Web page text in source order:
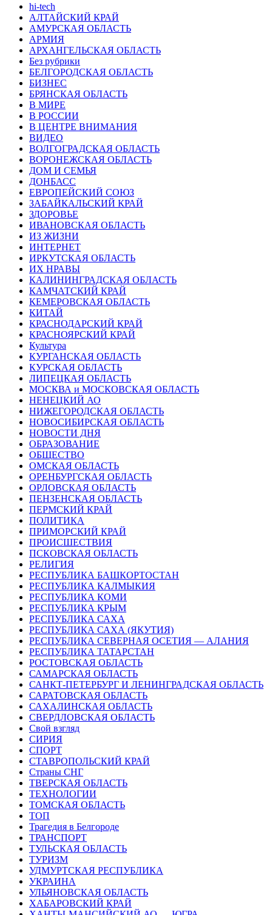
hi-tech
АЛТАЙСКИЙ КРАЙ
АМУРСКАЯ ОБЛАСТЬ
АРМИЯ
АРХАНГЕЛЬСКАЯ ОБЛАСТЬ
Без рубрики
БЕЛГОРОДСКАЯ ОБЛАСТЬ
БИЗНЕС
БРЯНСКАЯ ОБЛАСТЬ
В МИРЕ
В РОССИИ
В ЦЕНТРЕ ВНИМАНИЯ
ВИДЕО
ВОЛГОГРАДСКАЯ ОБЛАСТЬ
ВОРОНЕЖСКАЯ ОБЛАСТЬ
ДОМ И СЕМЬЯ
ДОНБАСС
ЕВРОПЕЙСКИЙ СОЮЗ
ЗАБАЙКАЛЬСКИЙ КРАЙ
ЗДОРОВЬЕ
ИВАНОВСКАЯ ОБЛАСТЬ
ИЗ ЖИЗНИ
ИНТЕРНЕТ
ИРКУТСКАЯ ОБЛАСТЬ
ИХ НРАВЫ
КАЛИНИНГРАДCКАЯ ОБЛАСТЬ
КАМЧАТСКИЙ КРАЙ
КЕМЕРОВСКАЯ ОБЛАСТЬ
КИТАЙ
КРАСНОДАРСКИЙ КРАЙ
КРАСНОЯРСКИЙ КРАЙ
Культура
КУРГАНСКАЯ ОБЛАСТЬ
КУРСКАЯ ОБЛАСТЬ
ЛИПЕЦКАЯ ОБЛАСТЬ
МОСКВА и МОСКОВСКАЯ ОБЛАСТЬ
НЕНЕЦКИЙ АО
НИЖЕГОРОДСКАЯ ОБЛАСТЬ
НОВОСИБИРСКАЯ ОБЛАСТЬ
НОВОСТИ ДНЯ
ОБРАЗОВАНИЕ
ОБЩЕСТВО
ОМСКАЯ ОБЛАСТЬ
ОРЕНБУРГСКАЯ ОБЛАСТЬ
ОРЛОВСКАЯ ОБЛАСТЬ
ПЕНЗЕНСКАЯ ОБЛАСТЬ
ПЕРМСКИЙ КРАЙ
ПОЛИТИКА
ПРИМОРСКИЙ КРАЙ
ПРОИСШЕСТВИЯ
ПСКОВСКАЯ ОБЛАСТЬ
РЕЛИГИЯ
РЕСПУБЛИКА БАШКОРТОСТАН
РЕСПУБЛИКА КАЛМЫКИЯ
РЕСПУБЛИКА КОМИ
РЕСПУБЛИКА КРЫМ
РЕСПУБЛИКА САХА
РЕСПУБЛИКА САХА (ЯКУТИЯ)
РЕСПУБЛИКА СЕВЕРНАЯ ОСЕТИЯ — АЛАНИЯ
РЕСПУБЛИКА ТАТАРСТАН
РОСТОВСКАЯ ОБЛАСТЬ
САМАРСКАЯ ОБЛАСТЬ
САНКТ-ПЕТЕРБУРГ И ЛЕНИНГРАДСКАЯ ОБЛАСТЬ
САРАТОВСКАЯ ОБЛАСТЬ
САХАЛИНСКАЯ ОБЛАСТЬ
СВЕРДЛОВСКАЯ ОБЛАСТЬ
Свой взгляд
СИРИЯ
СПОРТ
СТАВРОПОЛЬСКИЙ КРАЙ
Страны СНГ
ТВЕРСКАЯ ОБЛАСТЬ
ТЕХНОЛОГИИ
ТОМСКАЯ ОБЛАСТЬ
ТОП
Трагедия в Белгороде
ТРАНСПОРТ
ТУЛЬСКАЯ ОБЛАСТЬ
ТУРИЗМ
УДМУРТСКАЯ РЕСПУБЛИКА
УКРАИНА
УЛЬЯНОВСКАЯ ОБЛАСТЬ
ХАБАРОВСКИЙ КРАЙ